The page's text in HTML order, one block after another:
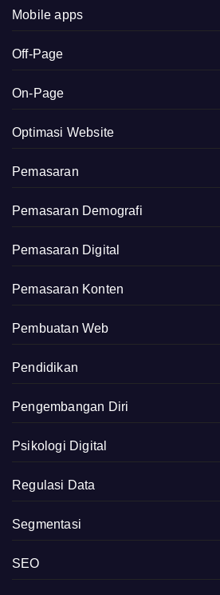
Mobile apps
Off-Page
On-Page
Optimasi Website
Pemasaran
Pemasaran Demografi
Pemasaran Digital
Pemasaran Konten
Pembuatan Web
Pendidikan
Pengembangan Diri
Psikologi Digital
Regulasi Data
Segmentasi
SEO